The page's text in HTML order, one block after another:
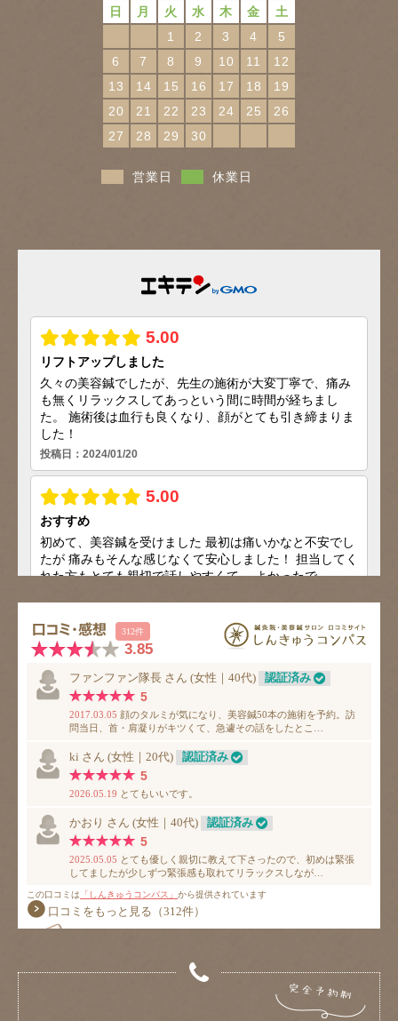
日 月 火 水 木 金
土
1
2 3 4
5
6
7 8 9 10 11
12
13
14 15 16 17 18
19
20
21 22 23 24 25
26
27
28 29 30
営業日 休業日